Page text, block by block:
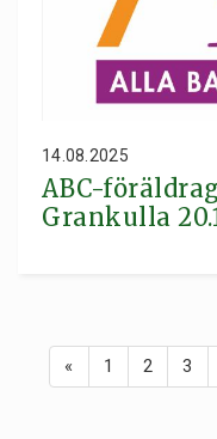
ABC-
Grankulla
14.08.2025
« 1 2 3